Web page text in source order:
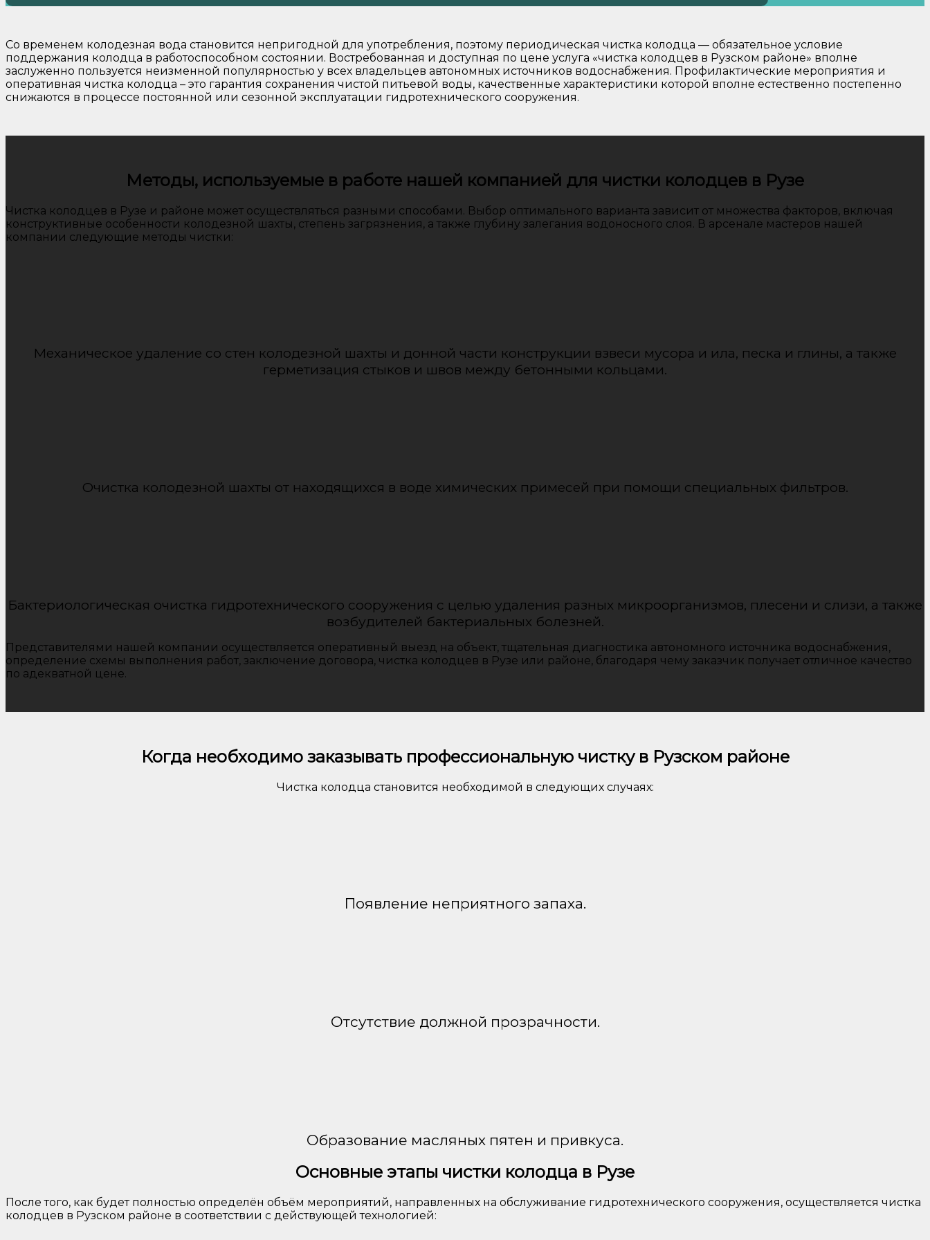
Со временем колодезная вода становится непригодной для употребления, поэтому периодическая чистка колодца — обязательное условие
поддержания колодца в работоспособном состоянии. Востребованная и доступная по цене услуга «чистка колодцев в Рузском районе» вполне
заслуженно пользуется неизменной популярностью у всех владельцев автономных источников водоснабжения. Профилактические мероприятия и
оперативная чистка колодца – это гарантия сохранения чистой питьевой воды, качественные характеристики которой вполне естественно постепенно
снижаются в процессе постоянной или сезонной эксплуатации гидротехнического сооружения.
Методы, используемые в работе нашей компанией для чистки колодцев в Рузе
Чистка колодцев в Рузе и районе может осуществляться разными способами. Выбор оптимального варианта зависит от множества факторов, включая
конструктивные особенности колодезной шахты, степень загрязнения, а также глубину залегания водоносного слоя. В арсенале мастеров нашей
компании следующие методы чистки:
Механическое удаление со стен колодезной шахты и донной части конструкции взвеси мусора и ила, песка и глины, а также
герметизация стыков и швов между бетонными кольцами.
Очистка колодезной шахты от находящихся в воде химических примесей при помощи специальных фильтров.
Бактериологическая очистка гидротехнического сооружения с целью удаления разных микроорганизмов, плесени и слизи, а также
возбудителей бактериальных болезней.
Представителями нашей компании осуществляется оперативный выезд на объект, тщательная диагностика автономного источника водоснабжения,
определение схемы выполнения работ, заключение договора, чистка колодцев в Рузе или районе, благодаря чему заказчик получает отличное качество
по адекватной цене.
Когда необходимо заказывать профессиональную чистку в Рузском районе
Чистка колодца становится необходимой в следующих случаях:
Появление неприятного запаха.
Отсутствие должной прозрачности.
Образование масляных пятен и привкуса.
Основные этапы чистки колодца в Рузе
После того, как будет полностью определён объём мероприятий, направленных на обслуживание гидротехнического сооружения, осуществляется чистка
колодцев в Рузском районе в соответствии с действующей технологией: